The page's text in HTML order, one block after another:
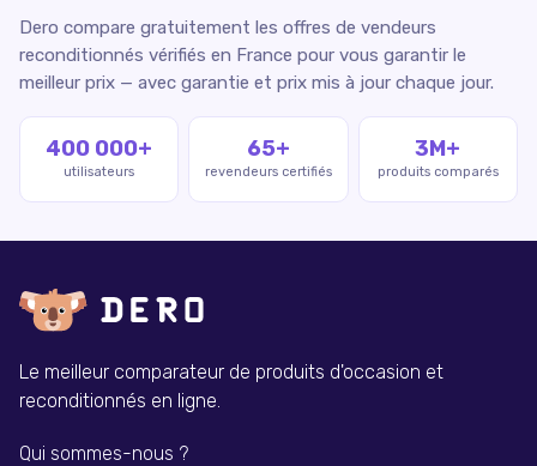
Dero compare gratuitement les offres de vendeurs
reconditionnés vérifiés en France pour vous garantir le
meilleur prix — avec garantie et prix mis à jour chaque jour.
400 000+
utilisateurs
65+
revendeurs certifiés
3M+
produits comparés
Le meilleur comparateur de produits d'occasion et
reconditionnés en ligne.
Qui sommes-nous ?